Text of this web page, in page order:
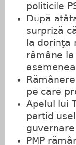
politicile
După
surpriză
la dorinţa
rămâne
pe care
Apelul lui
partid
guvernare.
PMP